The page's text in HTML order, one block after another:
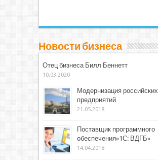
Новости бизнеса
Отец бизнеса Билл Беннетт
10.03.2020
Модернизация российских
предприятий
21.05.2018
Поставщик программного
обеспечения»1С: ВДГБ»
14.04.2018